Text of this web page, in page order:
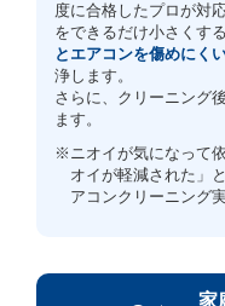
度に合格したプロが対
をできるだけ小さくす
とエアコンを傷めにく
浄します。
さらに、クリーニング
ます。
※ニオイが気になって
オイが軽減された」
アコンクリーニング
家